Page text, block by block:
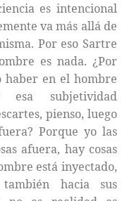
es intencional
va más allá de
Por eso Sartre
es nada. ¿Por
haber en el hombre
subjetividad
pienso, luego
Porque yo las
afuera, hay cosas
está inyectado,
hacia sus